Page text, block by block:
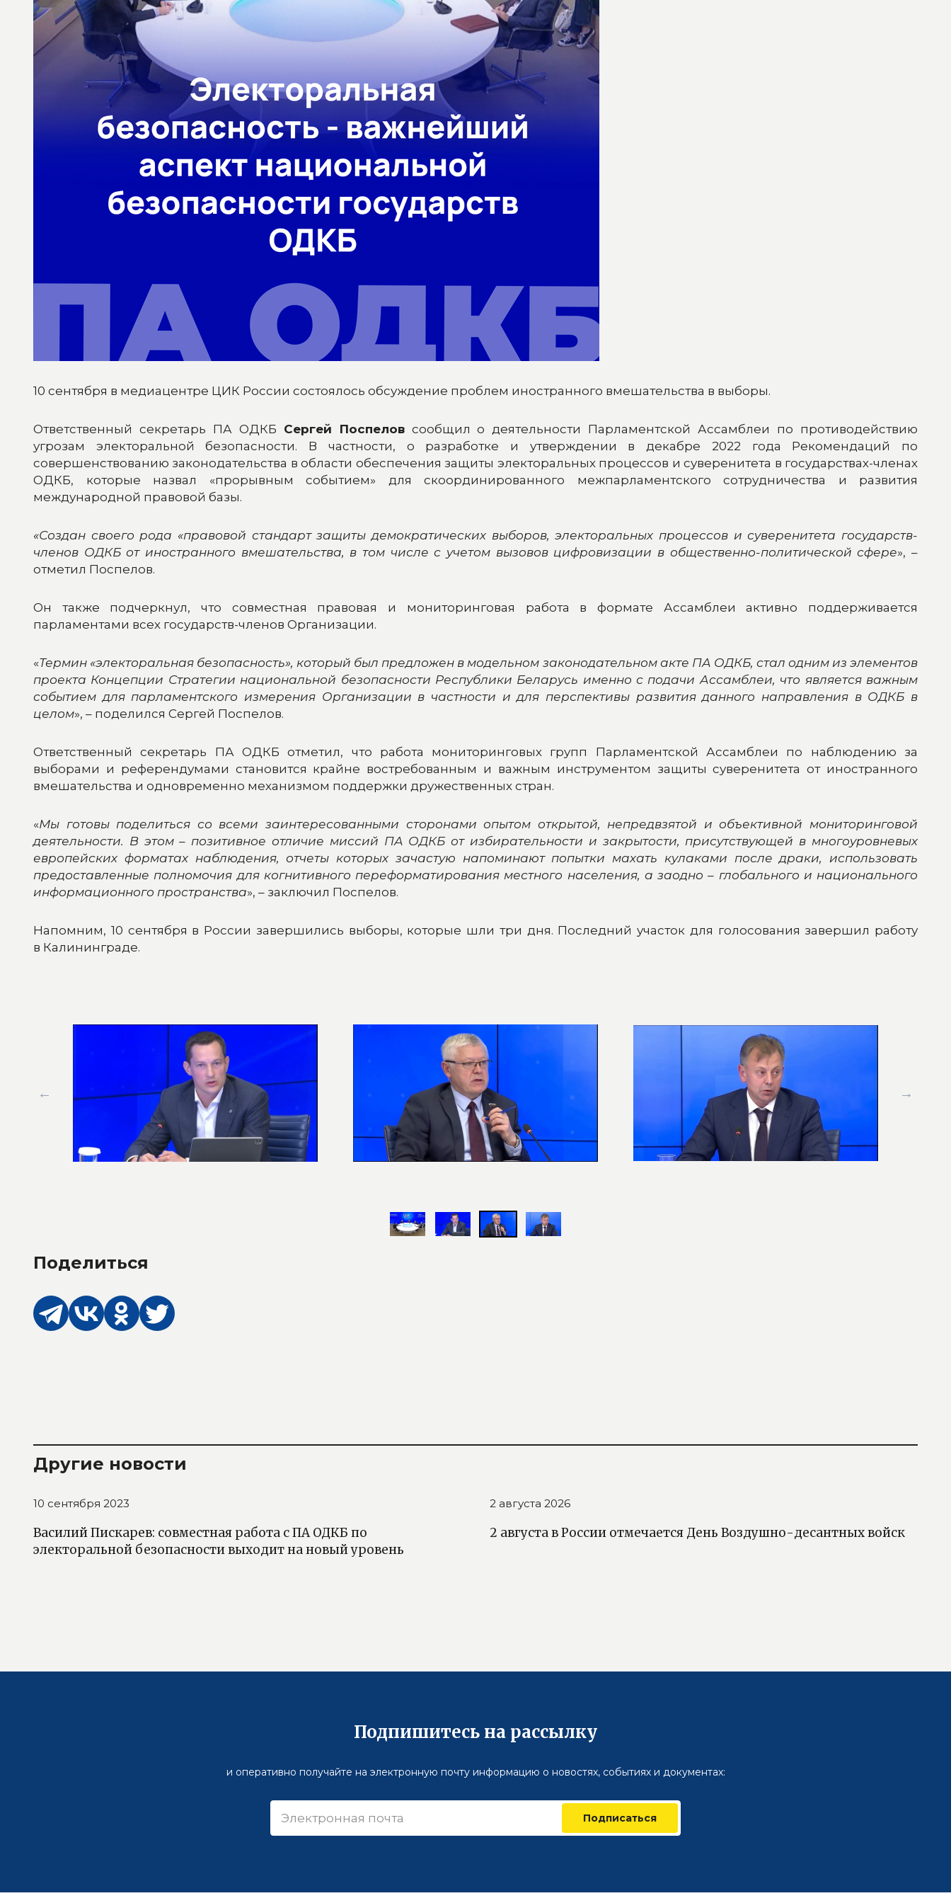
10 сентября в медиацентре ЦИК России состоялось обсуждение проблем иностранного вмешательства в выборы.
Ответственный секретарь ПА ОДКБ Сергей Поспеловсообщил о деятельности Парламентской Ассамблеи по противодействию
угрозам электоральной безопасности. В частности, о разработке и утверждении в декабре 2022 года Рекомендаций по
совершенствованию законодательства в области обеспечения защиты электоральных процессов и суверенитета в государствах-членах
ОДКБ, которые назвал «прорывным событием» для скоординированного межпарламентского сотрудничества и развития
международной правовой базы.
«Создан своего рода «правовой стандарт защиты демократических выборов, электоральных процессов и суверенитета государств-
членов ОДКБ от иностранного вмешательства, в том числе с учетом вызовов цифровизации в общественно-политической сфере», –
отметил Поспелов.
Он также подчеркнул, что совместная правовая и мониторинговая работа в формате Ассамблеи активно поддерживается
парламентами всех государств-членов Организации.
«Термин «электоральная безопасность», который был предложен в модельном законодательном акте ПА ОДКБ, стал одним из элементов
проекта Концепции Стратегии национальной безопасности Республики Беларусь именно с подачи Ассамблеи, что является важным
событием для парламентского измерения Организации в частности и для перспективы развития данного направления в ОДКБ в
целом», – поделился Сергей Поспелов.
Ответственный секретарь ПА ОДКБ отметил, что работа мониторинговых групп Парламентской Ассамблеи по наблюдению за
выборами и референдумами становится крайне востребованным и важным инструментом защиты суверенитета от иностранного
вмешательства и одновременно механизмом поддержки дружественных стран.
«Мы готовы поделиться со всеми заинтересованными сторонами опытом открытой, непредвзятой и объективной мониторинговой
деятельности. В этом – позитивное отличие миссий ПА ОДКБ от избирательности и закрытости, присутствующей в многоуровневых
европейских форматах наблюдения, отчеты которых зачастую напоминают попытки махать кулаками после драки, использовать
предоставленные полномочия для когнитивного переформатирования местного населения, а заодно – глобального и национального
информационного пространства», – заключил Поспелов.
Напомним, 10 сентября в России завершились выборы, которые шли три дня. Последний участок для голосования завершил работу
в Калининграде.
Поделиться
Другие новости
10 сентября 2023
Василий Пискарев: совместная работа с ПА ОДКБ по
электоральной безопасности выходит на новый уровень
2 августа 2026
2 августа в России отмечается День Воздушно-десантных войск
Подпишитесь на рассылку
и оперативно получайте на электронную почту информацию о новостях, событиях и документах:
Подписаться